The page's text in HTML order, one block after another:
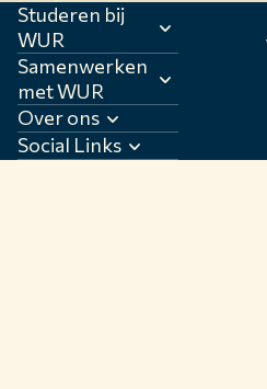
Studeren bij
WUR
Samenwerken
met WUR
Over ons
Social Links